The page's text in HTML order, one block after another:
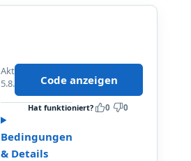
R
a
b
a
t
t
Aktualisiert
5.8.2026
Bedingungen
& Details
Code anzeigen
Hat funktioniert? 0 0